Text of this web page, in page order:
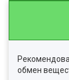
обмен